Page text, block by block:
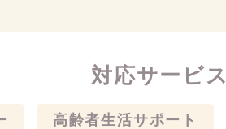
対応サービス
高齢者生活サポート